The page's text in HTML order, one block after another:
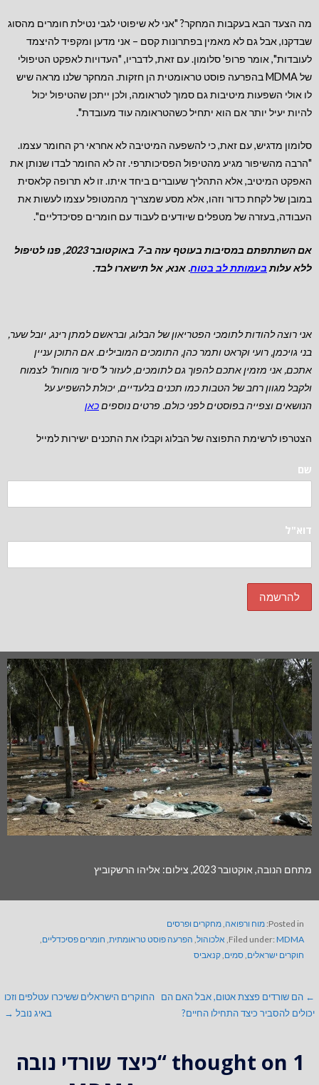
מה הצעד הבא בעקבות המחקר? "אני לא שיפוטי לגבי נטילת חומרים מהסוג
שבדקנו, אבל גם לא מאמין בפתרונות קסם – אני מדען ומקפיד להיצמד
לעובדות", אומר פרופ' סלומון. עם זאת, לדבריו, "העדויות לאפקט הטיפולי
של MDMA בהפרעה פוסט טראומטית הן חזקות. המחקר שלנו מראה שיש
לו אולי השפעות מיטיבות גם סמוך לטראומה, ולכן ייתכן שהטיפול יכול
להיות יעיל יותר אם הוא יתחיל כשהטראומה עוד מעובדת".
סלומון מדגיש, עם זאת, כי להשפעה המיטיבה לא אחראי רק החומר עצמו.
"הרבה מהשיפור מגיע מהטיפול הפסיכותרפי. זה לא החומר לבדו שנותן את
האפקט המיטיב, אלא התהליך שעוברים ביחד איתו. זו לא תרופה קלאסית
במובן של לקחת כדור וזהו, אלא מסע שמצריך מהמטופל עצמו לעשות את
העבודה, בעזרה של מטפלים שיודעים לעבוד עם חומרים פסיכדליים".
אם השתתפתם במסיבות בעוטף עזה ב-7 באוקטובר 2023, פנו לטיפול
ללא עלות בעמותת לב בטוח. אנא, אל תישארו לבד.
אני רוצה להודות לתומכי הפטריאון של הבלוג, ובראשם למתן רינג, יובל שער,
בני גויכמן, רועי וקראט ותמר כהן, התומכים המובילים.אם התוכן עניין
אתכם, אני מזמין אתכם להפוך גם לתומכים, לעזור ל”סיור מוחות” לצמוח
ולקבל מגוון רחב של הטבות כמו תכנים בלעדיים, יכולת להשפיע על
הנושאים וצפייה בפוסטים לפני כולם. פרטים נוספיםכאן
הצטרפו לרשימת התפוצה של הבלוג וקבלו את התכנים ישירות למייל
שם
דוא"ל
מתחם הנובה, אוקטובר 2023, צילום: אליהו הרשקוביץ
Posted in: מוח ורפואה מחקרים ופרסים
Filed under:MDMA אלכוהול, הפרעה פוסט טראומתית, חומרים פסיכדליים
חוקרים ישראלים סמים קנאביס
← הם שורדים פצצת אטום, אבל האם הם
יכולים להסביר כיצד התחילו החיים?
החוקרים הישראלים ששיכרו עטלפים וזכו
באיג נובל →
1 thought on
“כיצד שורדי נובה